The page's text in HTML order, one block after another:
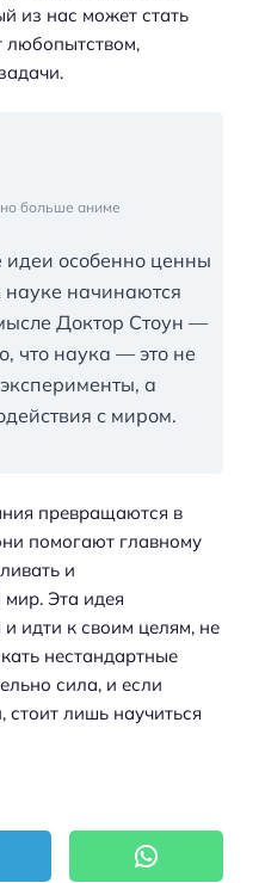
из нас может стать
любопытством,
больше аниме
идеи особенно ценны
начинаются
Доктор Стоун —
что наука — это не
а
с миром.
превращаются в
помогают главному
и
Эта идея
идти к своим целям, не
нестандартные
сила, и если
стоит лишь научиться